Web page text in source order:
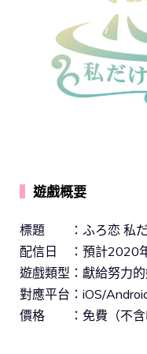
遊戲概要
標題 ：ふろ恋 私だ
配信日 ：預計2020
遊戲類型：獻給努力
對應平台：iOS/
價格 ：免費（不含